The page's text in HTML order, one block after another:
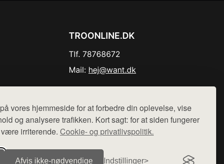
vores hjemmeside for at forbedre din oplevelse, vise
og analysere trafikken. Kort sagt: for at siden fungerer
irriterende. Cookie- og privatlivspolitik.
Afvis ikke‑nødvendige Indstillinger
TROONLINE.DK
Tlf. 78768672
Mail: hej@want.dk
sælges ikke varer fra denne side - vi henviser til de shops,